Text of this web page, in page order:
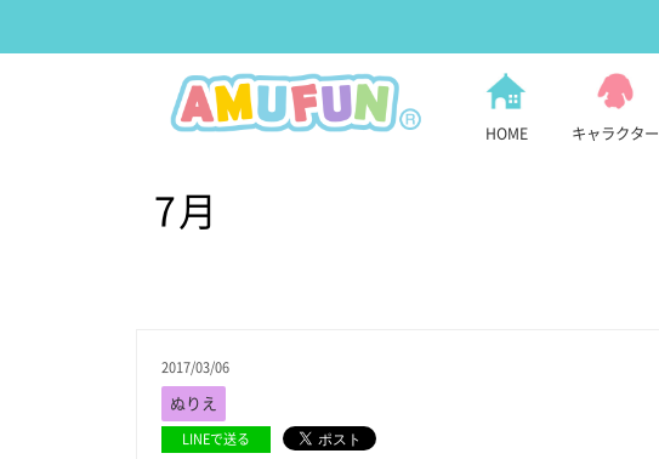
HOME キャラクター
7月
2017/03/06
ぬりえ
LINEで送る